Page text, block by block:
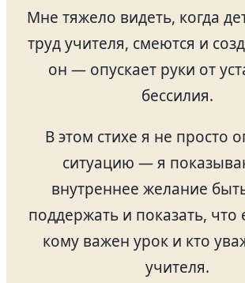
Мне тяжело видеть, когда
труд учителя, смеются и
он — опускает руки от
бессилия.
В этом стихе я не просто
ситуацию — я
внутреннее желание
поддержать и показать, что
кому важен урок и кто
учителя.